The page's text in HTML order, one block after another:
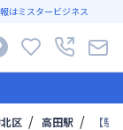
はミスタービジネス
区 高田駅 【